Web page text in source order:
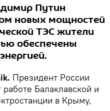
Путин
новых мощностей
ТЭС жители
обеспечены
Президент России
Балаклавской и
в Крыму,